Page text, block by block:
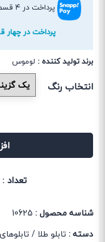
پرداخت در ۴ قسط
پرداخت در چهار
برند تولید کننده : لوموس
انتخاب رنگ
تعداد :
شناسه محصول : 10625
دسته : تابلو طلا /